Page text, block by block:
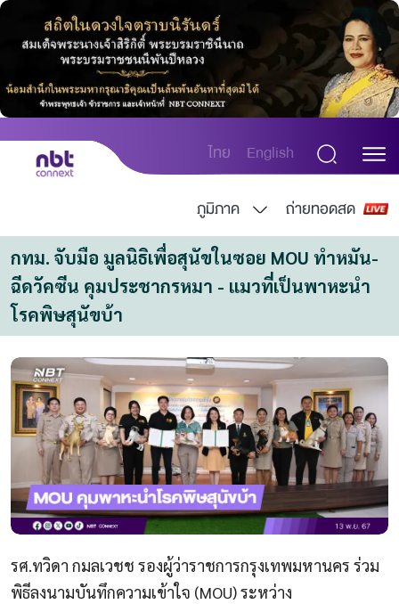
ไทย English
ภูมิภาค ถ่ายทอดสด
กทม. จับมือ มูลนิธิเพื่อสุนัขในซอย MOU ทำหมัน-
ฉีดวัคซีน คุมประชากรหมา - แมวที่เป็นพาหะนำ
โรคพิษสุนัขบ้า
รศ.ทวิดา กมลเวชช รองผู้ว่าราชการกรุงเทพมหานคร ร่วม
พิธีลงนามบันทึกความเข้าใจ (MOU) ระหว่าง